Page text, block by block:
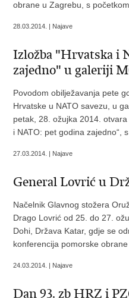
obrane u Zagrebu, s
28.03.2014. | Najave
Izložba "Hrvatska i
zajedno" u galeriji
Povodom obilježavanja pete
Hrvatske u NATO savezu, u
petak, 28. ožujka 2014.
i NATO: pet godina zajedno“,
27.03.2014. | Najave
General Lovrić u
Načelnik Glavnog stožera
Drago Lovrić od 25. do 27.
Dohi, Država Katar, gdje se
konferencija pomorske obrane
24.03.2014. | Najave
Dan 93. zb HRZ i